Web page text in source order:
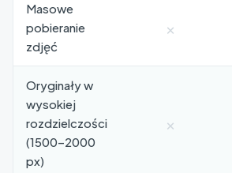
Masowe
pobieranie
zdjęć
×
Oryginały w
wysokiej
rozdzielczości
(1500–2000
px)
×